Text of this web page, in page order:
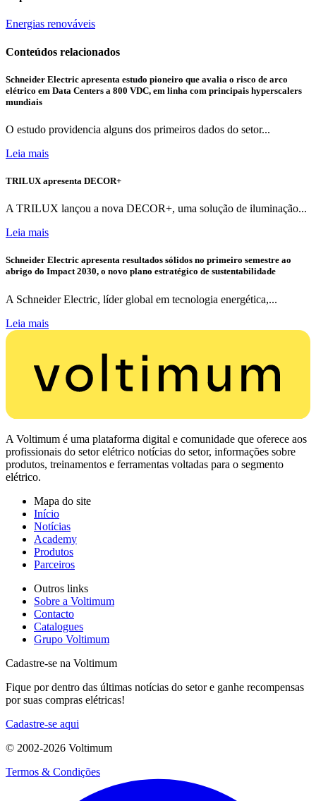
Energias renováveis
Conteúdos relacionados
Schneider Electric apresenta estudo pioneiro que avalia o risco de arco
elétrico em Data Centers a 800 VDC, em linha com principais hyperscalers
mundiais
O estudo providencia alguns dos primeiros dados do setor...
Leia mais
TRILUX apresenta DECOR+
A TRILUX lançou a nova DECOR+, uma solução de iluminação...
Leia mais
Schneider Electric apresenta resultados sólidos no primeiro semestre ao
abrigo do Impact 2030, o novo plano estratégico de sustentabilidade
A Schneider Electric, líder global em tecnologia energética,...
Leia mais
A Voltimum é uma plataforma digital e comunidade que oferece aos
profissionais do setor elétrico notícias do setor, informações sobre
produtos, treinamentos e ferramentas voltadas para o segmento
elétrico.
Mapa do site
Início
Notícias
Academy
Produtos
Parceiros
Outros links
Sobre a Voltimum
Contacto
Catalogues
Grupo Voltimum
Cadastre-se na Voltimum
Fique por dentro das últimas notícias do setor e ganhe recompensas
por suas compras elétricas!
Cadastre-se aqui
© 2002-2026 Voltimum
Termos & Condições